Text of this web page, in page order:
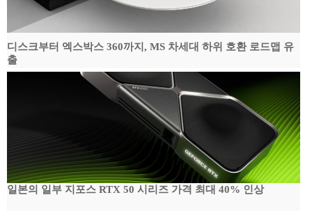
디스크부터 엑스박스 360까지, MS 차세대 하위 호환 로드맵 유
출
일본의 일부 지포스 RTX 50 시리즈 가격 최대 40% 인상